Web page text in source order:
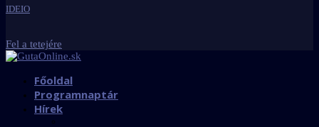
IDEIO
Fel a tetejére
Főoldal
Programnaptár
Hírek